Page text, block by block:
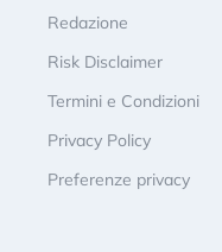
Redazione
Risk Disclaimer
Termini e Condizioni
Privacy Policy
Preferenze privacy